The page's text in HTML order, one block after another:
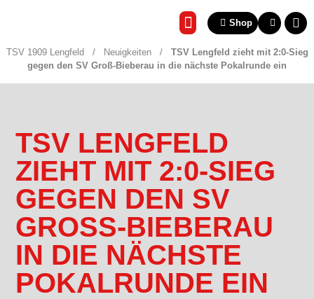
Shop
TSV 1909 Lengfeld / Neuigkeiten/ TSV Lengfeld zieht mit 2:0-Sieg
gegen den SV Groß-Bieberau in die nächste Pokalrunde ein
TSV LENGFELD
ZIEHT MIT 2:0-SIEG
GEGEN DEN SV
GROSS-BIEBERAU I
N DIE NÄCHSTE P
OKALRUNDE EIN